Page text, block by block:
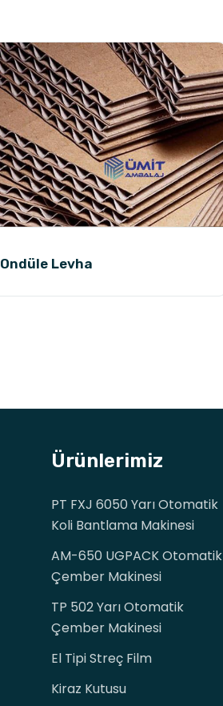
Ondüle Levha
Ürünlerimiz
PT FXJ 6050 Yarı Otomatik
Koli Bantlama Makinesi
AM-650 UGPACK Otomatik
Çember Makinesi
TP 502 Yarı Otomatik
Çember Makinesi
El Tipi Streç Film
Kiraz Kutusu